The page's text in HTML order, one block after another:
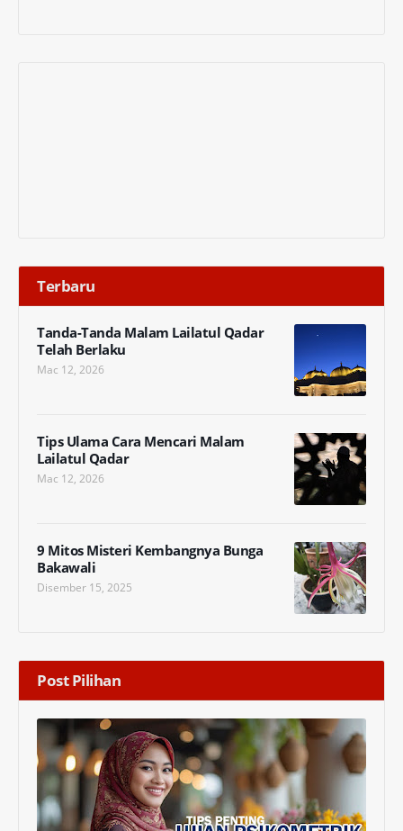
Terbaru
Tanda-Tanda Malam Lailatul Qadar
Telah Berlaku
Mac 12, 2026
Tips Ulama Cara Mencari Malam
Lailatul Qadar
Mac 12, 2026
9 Mitos Misteri Kembangnya Bunga
Bakawali
Disember 15, 2025
Post Pilihan